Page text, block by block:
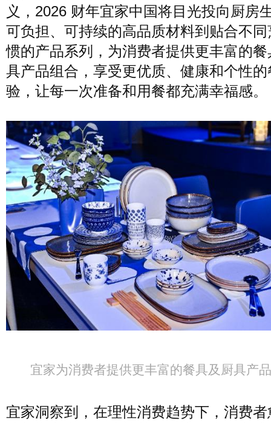
义，2026 财年宜家中国将目光投向厨房
可负担、可持续的高品质材料到贴合不
惯的产品系列，为消费者提供更丰富的
具产品组合，享受更优质、健康和个性
验，让每一次准备和用餐都充满幸福感。
宜家为消费者提供更丰富的餐具及厨具产
宜家洞察到，在理性消费趋势下，消费